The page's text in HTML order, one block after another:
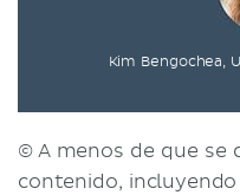
Kim Bengochea,
© A menos de que
contenido,